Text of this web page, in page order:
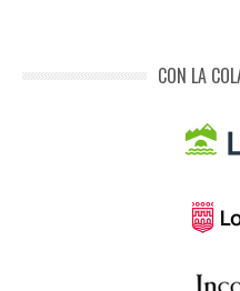
CON LA